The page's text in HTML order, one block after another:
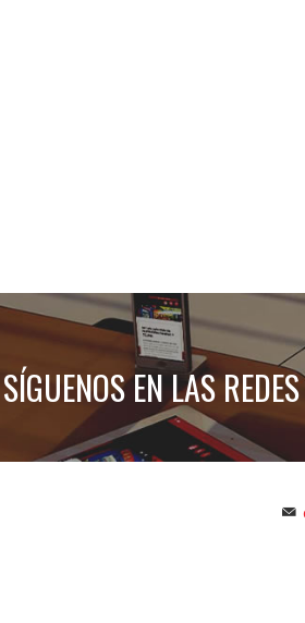
SÍGUENOS EN LAS